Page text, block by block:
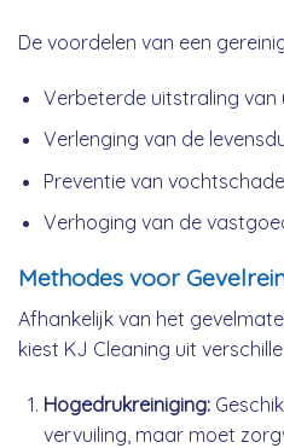
De voordelen van een
Verbeterde uitstraling van
Verlenging van de
Preventie van vochtschade
Verhoging van de
Methodes voor
Afhankelijk van het
kiest KJ Cleaning uit
Hogedrukreiniging:
vervuiling, maar moet